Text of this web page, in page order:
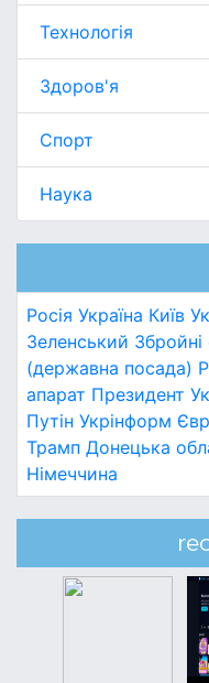
Технологія
Здоров'я
Спорт
Наука
Росія Україна Київ
Зеленський Збройні
(державна посада)
апарат Президент
Путін Укрінформ
Трамп Донецька
Німеччина